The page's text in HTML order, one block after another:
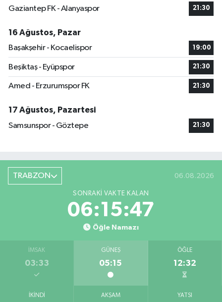
Gaziantep FK - Alanyaspor 21:30
16 Ağustos, Pazar
Başakşehir - Kocaelispor
19:00
Beşiktaş - Eyüpspor 21:30
Amed - Erzurumspor FK 21:30
17 Ağustos, Pazartesi
Samsunspor - Göztepe
21:30
TRABZON 06.08.2026
SONRAKI VAKTE KALAN
06:15:46
Öğle Namazı
İMSAK
03:33
GÜNEŞ
05:15
ÖĞLE
12:32
İKINDI AKŞAM YATSI